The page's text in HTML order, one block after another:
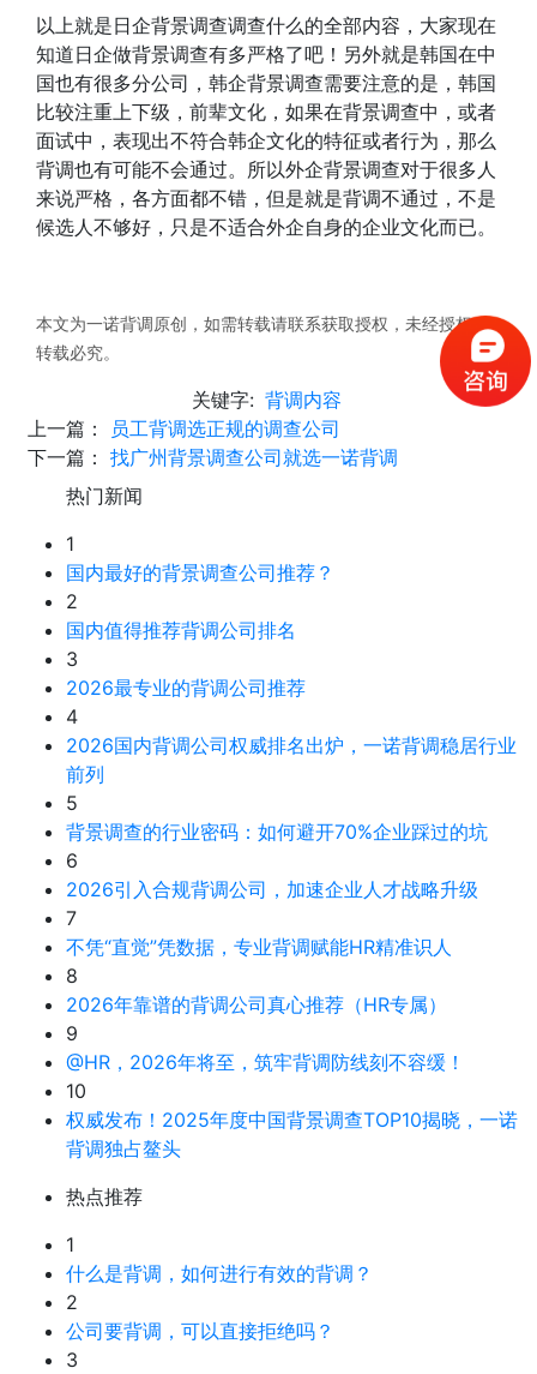
以上就是日企背景调查调查什么的全部内容，大家现在
知道日企做背景调查有多严格了吧！另外就是韩国在中
国也有很多分公司，韩企背景调查需要注意的是，韩国
比较注重上下级，前辈文化，如果在背景调查中，或者
面试中，表现出不符合韩企文化的特征或者行为，那么
背调也有可能不会通过。所以外企背景调查对于很多人
来说严格，各方面都不错，但是就是背调不通过，不是
候选人不够好，只是不适合外企自身的企业文化而已。
本文为一诺背调原创，如需转载请联系获取授权，未经授权，
转载必究。
关键字: 背调内容
上一篇：
员工背调选正规的调查公司
下一篇： 找广州背景调查公司就选一诺背调
热门新闻
1
国内最好的背景调查公司推荐？
2
国内值得推荐背调公司排名
3
2026最专业的背调公司推荐
4
2026国内背调公司权威排名出炉，一诺背调稳居行业
前列
5
背景调查的行业密码：如何避开70%企业踩过的坑
6
2026引入合规背调公司，加速企业人才战略升级
7
不凭“直觉”凭数据，专业背调赋能HR精准识人
8
2026年靠谱的背调公司真心推荐（HR专属）
9
@HR，2026年将至，筑牢背调防线刻不容缓！
10
权威发布！2025年度中国背景调查TOP10揭晓，一诺
背调独占鳌头
热点推荐
1
什么是背调，如何进行有效的背调？
2
公司要背调，可以直接拒绝吗？
3